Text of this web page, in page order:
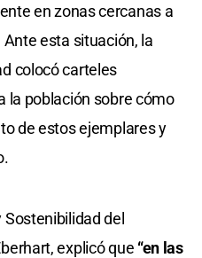
en zonas cercanas a
esta situación, la
colocó carteles
la población sobre cómo
de estos ejemplares y
del
explicó que “en las